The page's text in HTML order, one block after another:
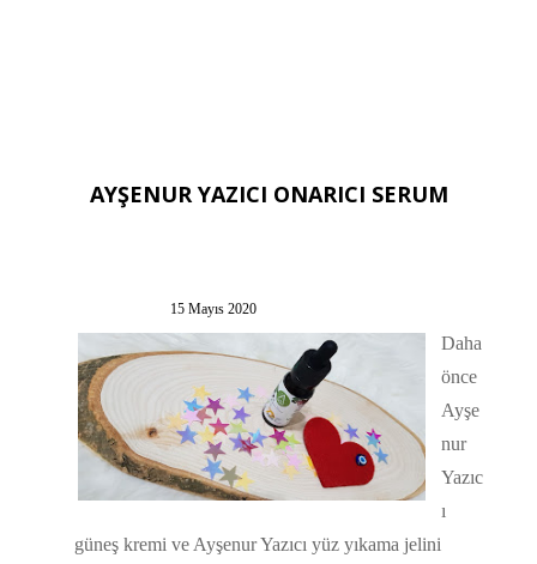
AYŞENUR YAZICI ONARICI SERUM
15 Mayıs 2020
Daha
önce
Ayşe
nur
Yazıc
ı
güneş kremi ve Ayşenur Yazıcı yüz yıkama jelini